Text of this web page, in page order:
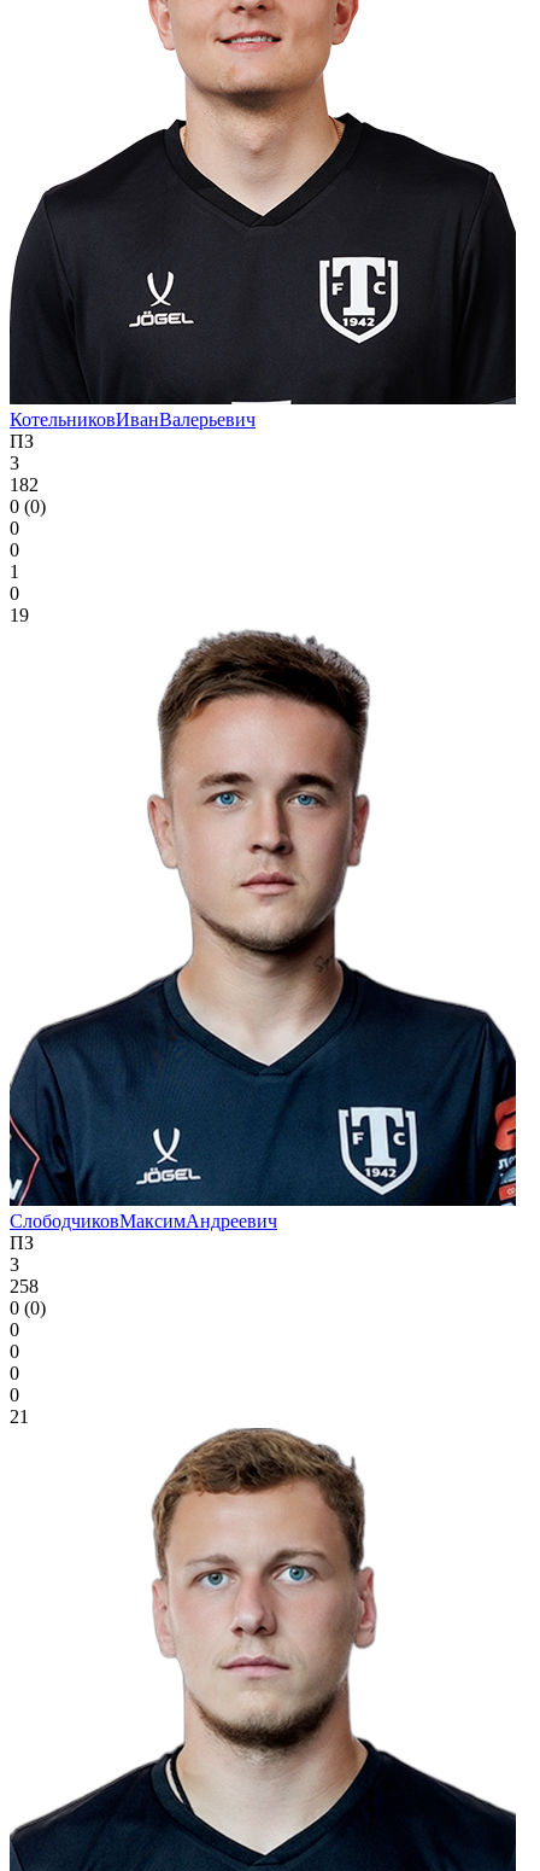
КотельниковИванВалерьевич
ПЗ
3
182
0 (0)
0
0
1
0
19
СлободчиковМаксимАндреевич
ПЗ
3
258
0 (0)
0
0
0
0
21